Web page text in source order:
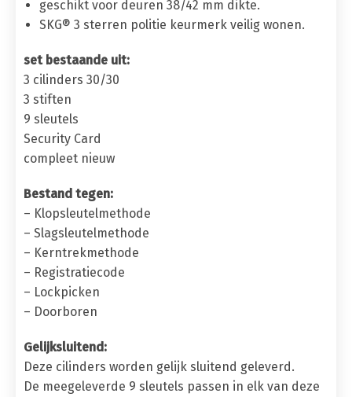
geschikt voor deuren 38/42 mm dikte.
SKG® 3 sterren politie keurmerk veilig wonen.
set bestaande uit:
3 cilinders 30/30
3 stiften
9 sleutels
Security Card
compleet nieuw
Bestand tegen:
– Klopsleutelmethode
– Slagsleutelmethode
– Kerntrekmethode
– Registratiecode
– Lockpicken
– Doorboren
Gelijksluitend:
Deze cilinders worden gelijk sluitend geleverd.
De meegeleverde 9 sleutels passen in elk van deze